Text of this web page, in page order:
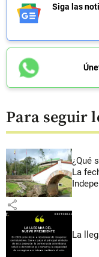
Siga las
Para seguir
¿Qué
La
share
La